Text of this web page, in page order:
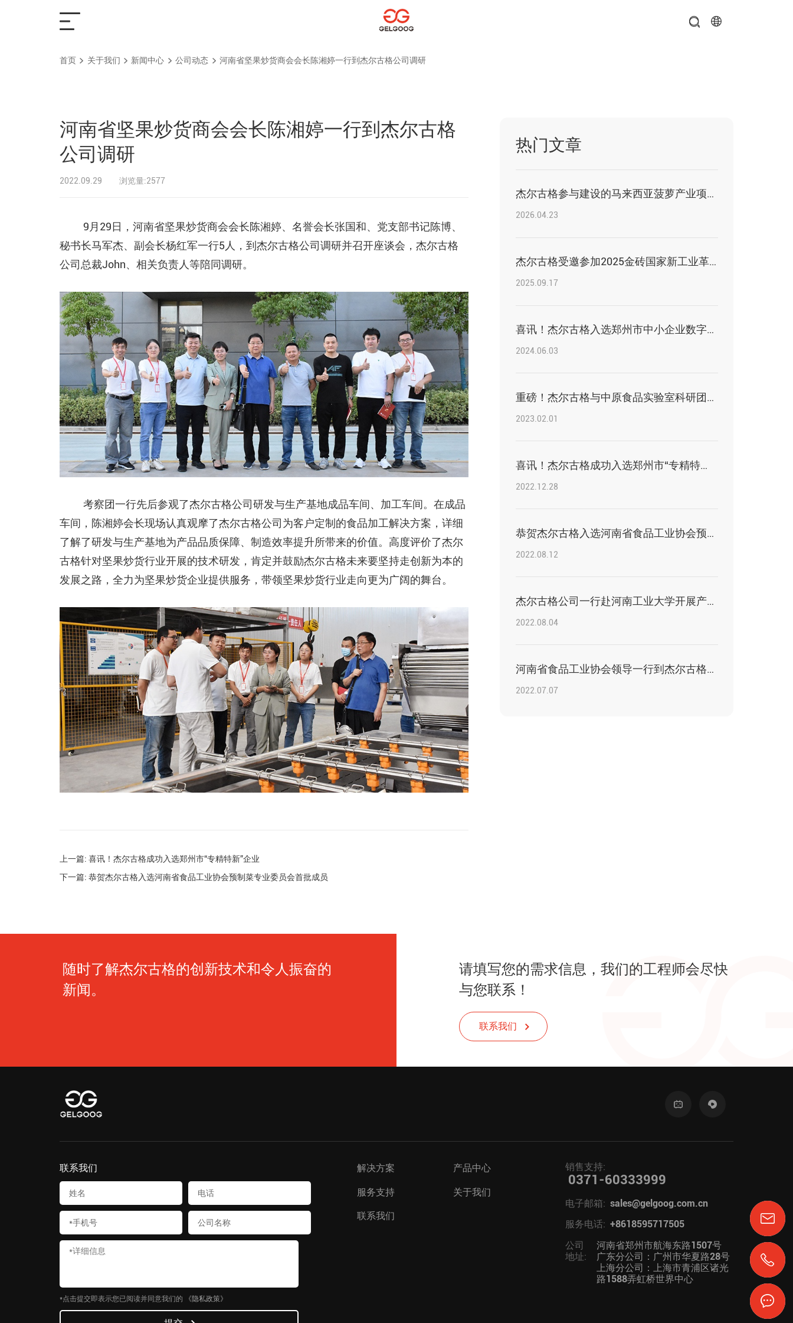
首页 关于我们 新闻中心 公司动态 河南省坚果炒货商会会长陈湘婷一行到杰尔古格公司调研
河南省坚果炒货商会会长陈湘婷一行到杰尔古格
公司调研
2022.09.29 浏览量:2577
9月29日，河南省坚果炒货商会会长陈湘婷、名誉会长张国和、党支部书记陈博、
秘书长马军杰、副会长杨红军一行5人，到杰尔古格公司调研并召开座谈会，杰尔古格
公司总裁John、相关负责人等陪同调研。
考察团一行先后参观了杰尔古格公司研发与生产基地成品车间、加工车间。在成品
车间，陈湘婷会长现场认真观摩了杰尔古格公司为客户定制的食品加工解决方案，详细
了解了研发与生产基地为产品品质保障、制造效率提升所带来的价值。高度评价了杰尔
古格针对坚果炒货行业开展的技术研发，肯定并鼓励杰尔古格未来要坚持走创新为本的
发展之路，全力为坚果炒货企业提供服务，带领坚果炒货行业走向更为广阔的舞台。
上一篇: 喜讯！杰尔古格成功入选郑州市“专精特新”企业
下一篇: 恭贺杰尔古格入选河南省食品工业协会预制菜专业委员会首批成员
热门文章
杰尔古格参与建设的马来西亚菠萝产业项目迎来政府代表团参观交流
2026.04.23
杰尔古格受邀参加2025金砖国家新工业革命伙伴关系论坛
2025.09.17
喜讯！杰尔古格入选郑州市中小企业数字化转型第一批试点企业名单
2024.06.03
重磅！杰尔古格与中原食品实验室科研团队签订战略合作协议
2023.02.01
喜讯！杰尔古格成功入选郑州市“专精特新”企业
2022.12.28
恭贺杰尔古格入选河南省食品工业协会预制菜专业委员会首批成员
2022.08.12
杰尔古格公司一行赴河南工业大学开展产学研合作前期调研
2022.08.04
河南省食品工业协会领导一行到杰尔古格公司调研
2022.07.07
随时了解杰尔古格的创新技术和令人振奋的
新闻。
请填写您的需求信息，我们的工程师会尽快
与您联系！
联系我们
联系我们
*点击提交即表示您已阅读并同意我们的 《隐私政策》
解决方案 产品中心
服务支持 关于我们
联系我们
销售支持:
0371-60333999
电子邮箱: sales@gelgoog.com.cn
服务电话: +8618595717505
公司
地址:
河南省郑州市航海东路1507号
广东分公司：广州市华夏路28号
上海分公司：上海市青浦区诸光
路1588弄虹桥世界中心